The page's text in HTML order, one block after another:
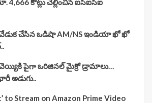
వేడుక చేసిన ఒడిషా AM/NS ఇండియా ఖో ఖో
పైగా ఒరిజినల్ మైక్రో డ్రామాలు…
అడుగు..
to Stream on Amazon Prime Video